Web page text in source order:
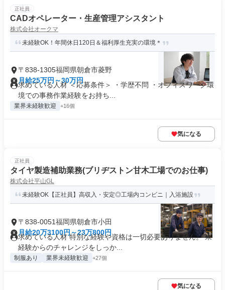
正社員
CADオペレーター・生産管理アシスタント
株式会社オークマ
未経験OK！年間休日120日＆福利厚生充実の環境＊
〒838-1305福岡県朝倉市菱野
月給25万円～30万円
求めている人材 ＜応募条件＞ ・学歴不問 ・オフィスワーク環
境での事務作業経験をお持ち...
業界未経験歓迎 +16個
気になる
正社員
タイヤ製造補助業務(ブリヂストン甘木工場でのお仕事)
株式会社平山GL
未経験OK【正社員】高収入・安定◎工場内コンビニ｜入浴施設
〒838-0051福岡県朝倉市小田
月給20万3100円～23万800円
求めている人材 特別な経験や資格は一切必要ありません。 未
経験からのチャレンジをしっか...
制服あり 業界未経験歓迎 +27個
気になる